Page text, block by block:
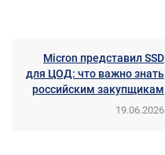
Micron представил SSD
для ЦОД: что важно знать
российским закупщикам
19.06.2026